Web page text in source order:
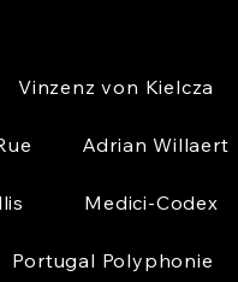
Vinzenz von Kielcza
Adrian Willaert
Medici-Codex
Portugal Polyphonie